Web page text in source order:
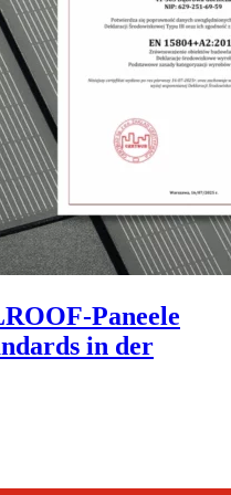
Paneele
in der